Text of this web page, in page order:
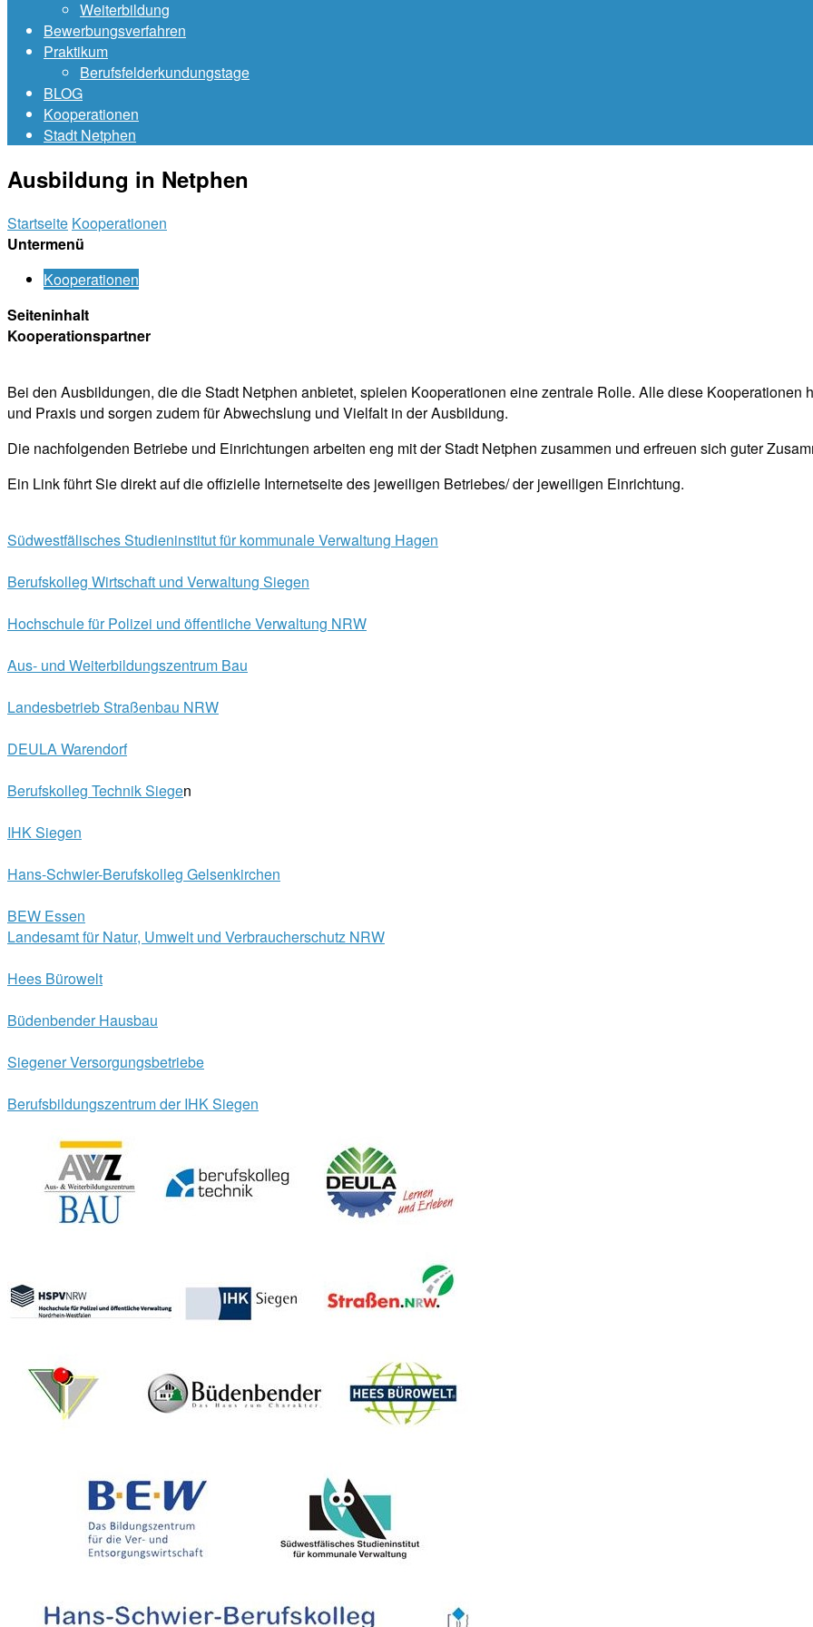
Weiterbildung
Bewerbungsverfahren
Praktikum
Berufsfelderkundungstage
BLOG
Kooperationen
Stadt Netphen
Ausbildung in Netphen
Startseite Kooperationen
Untermenü
Kooperationen
Seiteninhalt
Kooperationspartner
Bei den Ausbildungen, die die Stadt Netphen anbietet, spielen Kooperationen eine zentrale Rolle. Alle diese
und Praxis und sorgen zudem für Abwechslung und Vielfalt in der Ausbildung.
Die nachfolgenden Betriebe und Einrichtungen arbeiten eng mit der Stadt Netphen zusammen und erfreuen sich guter
Ein Link führt Sie direkt auf die offizielle Internetseite des jeweiligen Betriebes/ der jeweiligen Einrichtung.
Südwestfälisches Studieninstitut für kommunale Verwaltung Hagen
Berufskolleg Wirtschaft und Verwaltung Siegen
Hochschule für Polizei und öffentliche Verwaltung NRW
Aus- und Weiterbildungszentrum Bau
Landesbetrieb Straßenbau NRW
DEULA Warendorf
Berufskolleg Technik Siegen
IHK Siegen
Hans-Schwier-Berufskolleg Gelsenkirchen
BEW Essen
Landesamt für Natur, Umwelt und Verbraucherschutz NRW
Hees Bürowelt
Büdenbender Hausbau
Siegener Versorgungsbetriebe
Berufsbildungszentrum der IHK Siegen